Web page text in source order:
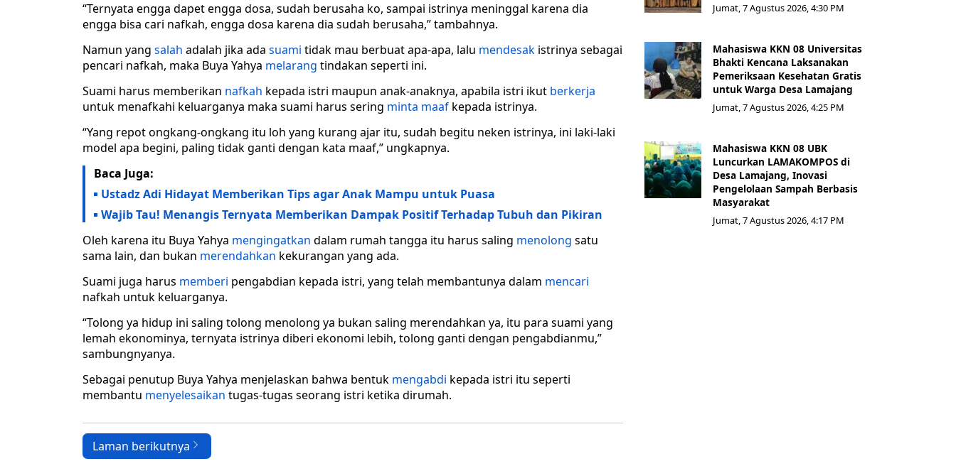
“Ternyata engga dapet engga dosa, sudah berusaha ko, sampai istrinya meninggal karena dia
engga bisa cari nafkah, engga dosa karena dia sudah berusaha,” tambahnya.
Namun yang salah adalah jika ada suami tidak mau berbuat apa-apa, lalu mendesak istrinya sebagai
pencari nafkah, maka Buya Yahya melarang tindakan seperti ini.
Suami harus memberikan nafkah kepada istri maupun anak-anaknya, apabila istri ikut berkerja
untuk menafkahi keluarganya maka suami harus sering minta maaf kepada istrinya.
“Yang repot ongkang-ongkang itu loh yang kurang ajar itu, sudah begitu neken istrinya, ini laki-laki
model apa begini, paling tidak ganti dengan kata maaf,” ungkapnya.
Baca Juga:
Ustadz Adi Hidayat Memberikan Tips agar Anak Mampu untuk Puasa
Wajib Tau! Menangis Ternyata Memberikan Dampak Positif Terhadap Tubuh dan Pikiran
Oleh karena itu Buya Yahya mengingatkan dalam rumah tangga itu harus saling menolong satu
sama lain, dan bukan merendahkan kekurangan yang ada.
Suami juga harus memberi pengabdian kepada istri, yang telah membantunya dalam mencari
nafkah untuk keluarganya.
“Tolong ya hidup ini saling tolong menolong ya bukan saling merendahkan ya, itu para suami yang
lemah ekonominya, ternyata istrinya diberi ekonomi lebih, tolong ganti dengan pengabdianmu,”
sambungnyanya.
Sebagai penutup Buya Yahya menjelaskan bahwa bentuk mengabdi kepada istri itu seperti
membantu menyelesaikan tugas-tugas seorang istri ketika dirumah.
Laman berikutnya
Jumat, 7 Agustus 2026, 4:30 PM
Mahasiswa KKN 08 Universitas
Bhakti Kencana Laksanakan
Pemeriksaan Kesehatan Gratis
untuk Warga Desa Lamajang
Jumat, 7 Agustus 2026, 4:25 PM
Mahasiswa KKN 08 UBK
Luncurkan LAMAKOMPOS di
Desa Lamajang, Inovasi
Pengelolaan Sampah Berbasis
Masyarakat
Jumat, 7 Agustus 2026, 4:17 PM